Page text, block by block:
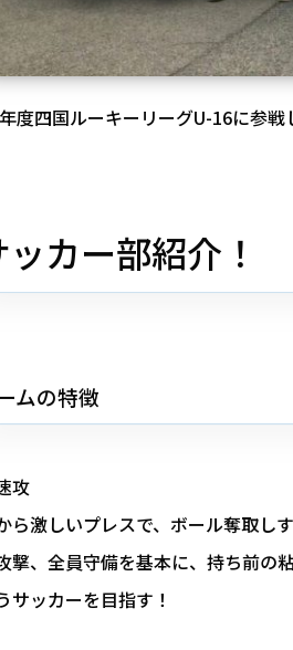
度四国ルーキーリーグU-16に参
ッカー部紹介！
ムの特徴
攻
ら激しいプレスで、ボール奪取し
撃、全員守備を基本に、持ち前の
サッカーを目指す！